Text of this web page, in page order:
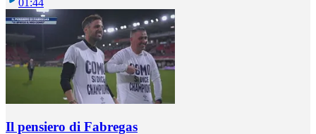
Il pensiero di Fabregas